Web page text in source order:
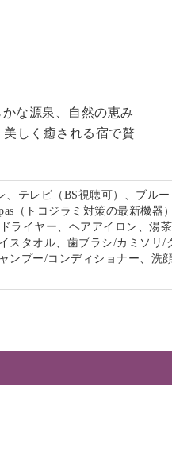
な源泉、自然の恵み
しく癒される宿で贅
テレビ（BS視聴可）、ブル
（トコジラミ対策の最新機器
ライヤー、ヘアアイロン、湯
スタオル、歯ブラシ/カミソリ/
ンプー/コンディショナー、洗